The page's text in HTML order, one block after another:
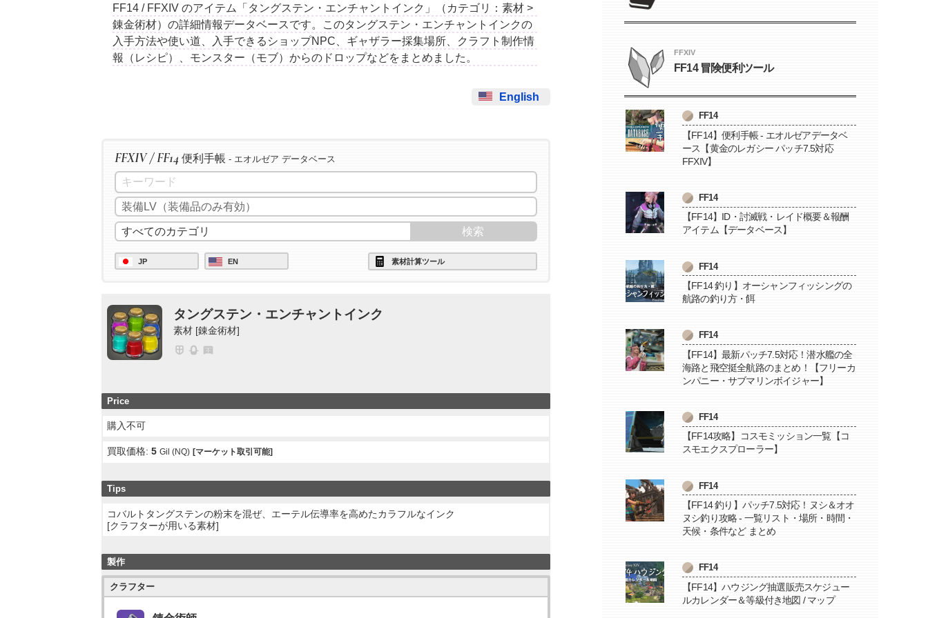
FF14 / FFXIV のアイテム「タングステン・エンチャントインク」（カテゴリ：素材 >
錬金術材）の詳細情報データベースです。このタングステン・エンチャントインクの
入手方法や使い道、入手できるショップNPC、ギャザラー採集場所、クラフト制作情
報（レシピ）、モンスター（モブ）からのドロップなどをまとめました。
English
FFXIV / FF14 便利手帳 - エオルゼア データベース
JP EN 素材計算ツール
タングステン・エンチャントインク
素材 [錬金術材]
Price
購入不可
買取価格:5 Gil (NQ) [マーケット取引可能]
Tips
コバルトタングステンの粉末を混ぜ、エーテル伝導率を高めたカラフルなインク
[クラフターが用いる素材]
製作
クラフター
FFXIV
FF14 冒険便利ツール
FF14
【FF14】便利手帳 - エオルゼアデータベ
ース【黄金のレガシー パッチ7.5対応
FFXIV】
FF14
【FF14】ID・討滅戦・レイド概要＆報酬
アイテム【データベース】
FF14
【FF14 釣り】オーシャンフィッシングの
航路の釣り方・餌
FF14
【FF14】最新パッチ7.5対応！潜水艦の全
海路と飛空挺全航路のまとめ！【フリーカ
ンパニー・サブマリンボイジャー】
FF14
【FF14攻略】コスモミッション一覧【コ
スモエクスプローラー】
FF14
【FF14 釣り】パッチ7.5対応！ヌシ＆オオ
ヌシ釣り攻略 - 一覧リスト・場所・時間・
天候・条件など まとめ
FF14
【FF14】ハウジング抽選販売スケジュー
ルカレンダー＆等級付き地図 / マップ